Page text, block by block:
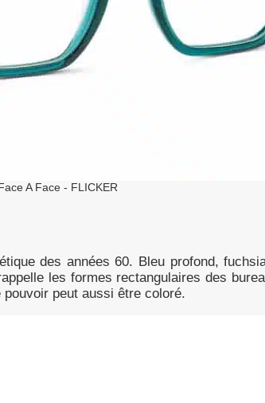
A Face - FLICKER
des années 60. Bleu profond,
les formes rectangulaires des
peut aussi être coloré.